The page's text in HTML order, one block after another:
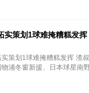
实策划1球难掩糟糕发
划1球难掩糟糕发挥 渣叔已点出最大短板_利
浦冬窗新援、日本球星南